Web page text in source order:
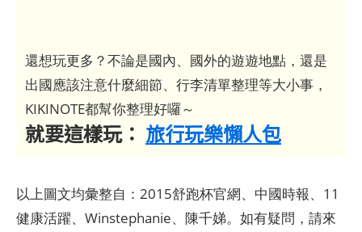
還想玩更多？不論是國內、國外的遊遊地點，還是
出國應該注意什麼細節、行李清單整理等大小事，
KIKINOTE都幫你整理好囉～
就要這樣玩： 旅行玩樂懶人包
以上圖文均彙整自：2015舒跑杯官網、中國時報、11
健康活躍、Winstephanie、陳千娣。如有疑問，請來